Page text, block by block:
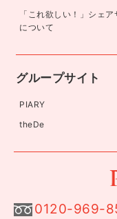
「これ欲しい！」シェア
について
グループサイト
PIARY
theDe
0120-969-